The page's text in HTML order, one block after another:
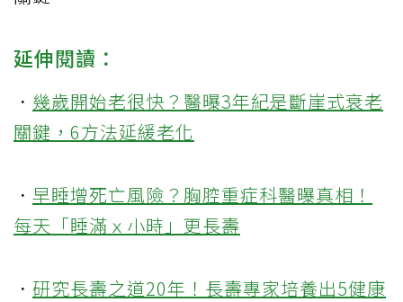
延伸閱讀：
． 幾歲開始老很快？醫曝3年紀是斷崖式衰老
關鍵，6方法延緩老化
． 早睡增死亡風險？胸腔重症科醫曝真相！
每天「睡滿ｘ小時」更長壽
． 研究長壽之道20年！長壽專家培養出5健康